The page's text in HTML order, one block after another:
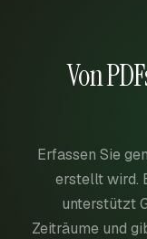
Von
Erfassen Sie
erstellt wird.
unterstützt
Zeiträume und